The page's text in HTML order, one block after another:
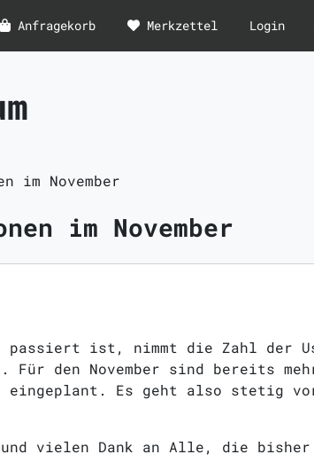
Anfragekorb Merkzettel Login
im November
im November
passiert ist, nimmt die Zahl der
den November sind bereits
eingeplant. Es geht also stetig
vielen Dank an Alle, die